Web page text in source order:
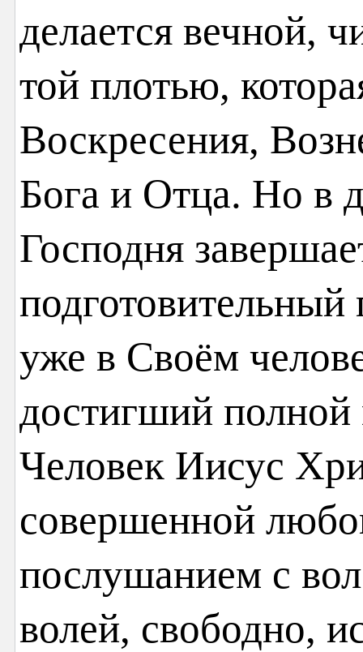
делается вечной,
той плотью,
Воскресения,
Бога и Отца. Но в
Господня
уже в Своём
достигший
Человек Иисус
совершенной
послушанием с
волей, свободно,